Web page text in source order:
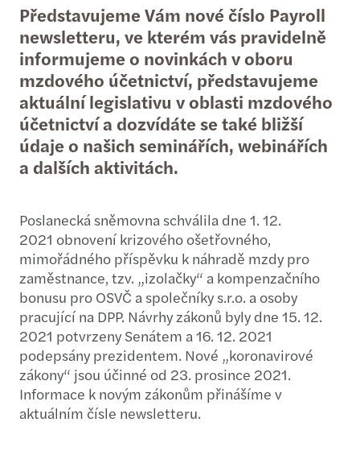
Představujeme Vám nové číslo Payroll
newsletteru, ve kterém vás pravidelně
informujeme o novinkách v oboru
mzdového účetnictví, představujeme
aktuální legislativu v oblasti mzdového
účetnictví a dozvídáte se také bližší
údaje o našich seminářích, webinářích
a dalších aktivitách.
Poslanecká sněmovna schválila dne 1. 12.
2021 obnovení krizového ošetřovného,
mimořádného příspěvku k náhradě mzdy pro
zaměstnance, tzv. „izolačky“ a kompenzačního
bonusu pro OSVČ a společníky s.r.o. a osoby
pracující na DPP. Návrhy zákonů byly dne 15. 12.
2021 potvrzeny Senátem a 16. 12. 2021
podepsány prezidentem. Nové „koronavirové
zákony“ jsou účinné od 23. prosince 2021.
Informace k novým zákonům přinášíme v
aktuálním čísle newsletteru.